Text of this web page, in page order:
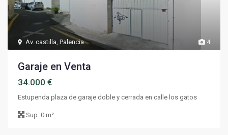
4
Av. castilla,Palencia
Garaje en Venta
34.000 €
Estupenda plaza de garaje doble y cerrada en calle los gatos
Sup.0 m²